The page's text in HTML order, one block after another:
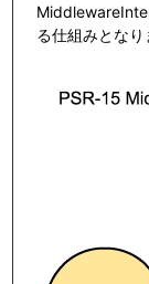
る仕組みとなり